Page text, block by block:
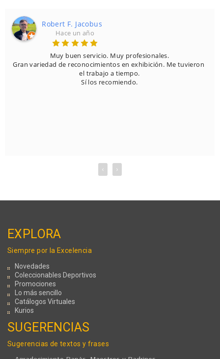
Robert F. Jacobus
Hace un año
Muy buen servicio. Muy profesionales.
Gran variedad de reconocimientos en exhibición. Me tuvieron
el trabajo a tiempo.
Sí los recomiendo.
‹ ›
EXPLORA
Siempre por la Excelencia
Novedades
Coleccionables Deportivos
Promociones
Lo más sencillo
Catálogos Virtuales
Kurios
SUGERENCIAS
Sugerencias de textos y frases